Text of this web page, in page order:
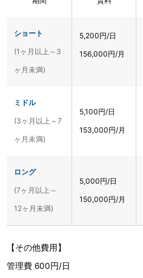
ショート
(1ヶ月以上～3
ヶ月未満)
5,200円/日
156,000円/月
ミドル
(3ヶ月以上～7
ヶ月未満)
5,100円/日
153,000円/月
ロング
(7ヶ月以上～
12ヶ月未満)
5,000円/日
150,000円/月
【その他費用】
管理費 600円/日